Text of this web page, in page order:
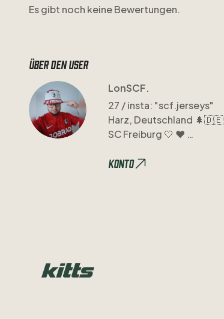
Es gibt noch keine Bewertungen.
Über den user
LonSCF.
27 ​/​insta: "scf.jerseys"
Harz​,​ Deutschland 🌲🇩🇪
SCFreiburg 🤍 ❤️
Clubs die
Konto